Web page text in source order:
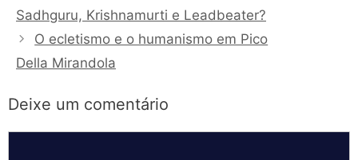
Sadhguru, Krishnamurti e Leadbeater?
O ecletismo e o humanismo em Pico
Della Mirandola
Deixe um comentário